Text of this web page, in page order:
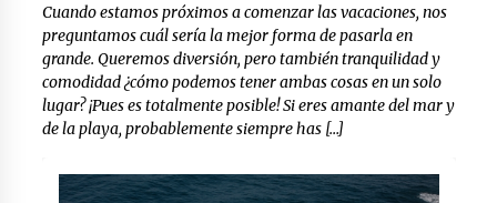
Cuando estamos próximos a comenzar las vacaciones, nos
preguntamos cuál sería la mejor forma de pasarla en
grande. Queremos diversión, pero también tranquilidad y
comodidad ¿cómo podemos tener ambas cosas en un solo
lugar? ¡Pues es totalmente posible! Si eres amante del mar y
de la playa, probablemente siempre has […]